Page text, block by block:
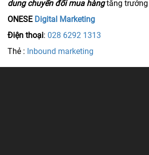
dung chuyển đổi mua hàngtăng trưởng
ONESE Digital Marketing
Điện thoại: 028 6292 1313
Thẻ : Inbound marketing